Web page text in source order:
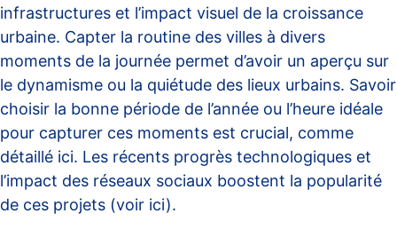
infrastructures et l’impact visuel de la croissance
urbaine. Capter la routine des villes à divers
moments de la journée permet d’avoir un aperçu sur
le dynamisme ou la quiétude des lieux urbains. Savoir
choisir la bonne période de l’année ou l’heure idéale
pour capturer ces moments est crucial, comme
détaillé ici. Les récents progrès technologiques et
l’impact des réseaux sociaux boostent la popularité
de ces projets (voir ici).